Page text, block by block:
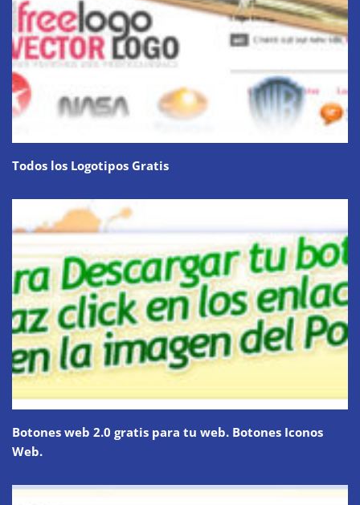
Todos los Logotipos Gratis
Botones web 2.0 gratis para tu web. Botones Iconos
Web.